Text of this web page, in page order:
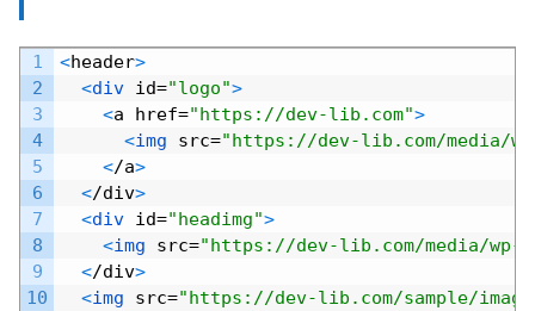
1
2
3
4
5
6
7
8
9
10
<header>
<div id="logo">
<a href="https://dev-lib.com">
<img src="https://dev-lib.com/media/
</a>
</div>
<div id="headimg">
<img src="https://dev-lib.com/media/wp-
</div>
<img src="https://dev-lib.com/sample/